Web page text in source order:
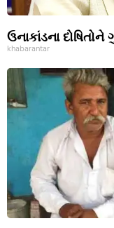
ઉનાકાંડના
khabarantar